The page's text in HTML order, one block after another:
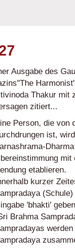
Ausgabe des
Thakur mit
zitiert...
Person, die von
ist,
mit
etablieren.
kurzer
'bhakti'
Brahma